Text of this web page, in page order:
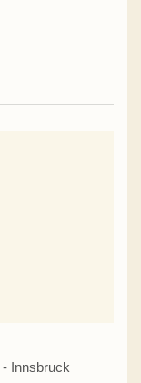
Innsbruck